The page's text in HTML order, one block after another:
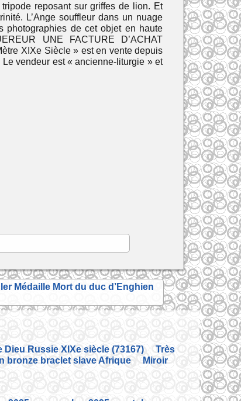
reposant sur griffes de lion. Et
L’Ange souffleur dans un nuage
photographies de cet objet en haute
UNE FACTURE D’ACHAT
XIXe Siècle » est en vente depuis
vendeur est « ancienne-liturgie » et
Médaille Mort du duc d’Enghien
Russie XIXe siècle (73167)
Très
bronze braclet slave Afrique
Miroir